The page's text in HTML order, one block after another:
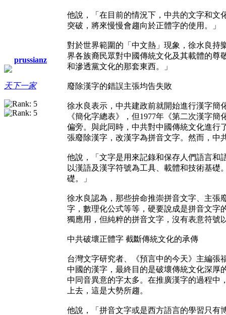
prussianz
天下一家
他說，「在目前的情況下，中共的文字和文
突破，將來慢慢會趨向於正體字的使用。」
對於世界範圍的「中文熱」現象，徐水良持
界各族裔民眾對中國傳統文化及其載體的尊
和滲透黨文化的那套東西。」
廢除漢字的錯誤主張均告失敗
徐水良表示，中共建政前就開始進行漢字簡
《簡化字總表》，但1977年《第二次漢字
偏旁。與此同時，中共對中國傳統文化進行
張廢除漢字，改漢字為拼音文字。然而，中
他說，「文字是用來記錄和保存人們語言和
以漢語及漢字符號為工具、載體和技術基
礎。」
徐水良認為，那些拚命推崇拼音文字、主張
字，數理化公式等等，硬要說成是拼音文字
獨應用，但純粹的拼音文字，沒有表意符號
中共破壞正體字 截斷傳統文化的承傳
台灣文字研究者、《預言中的今天》主編張
中國的漢字，最終目的是破壞傳統文化深厚
中同音異意的字太多。在推廣漢字的過程中
上去，這是大勢所趨。
他說，「拼音文字或是西方語言的學習只有